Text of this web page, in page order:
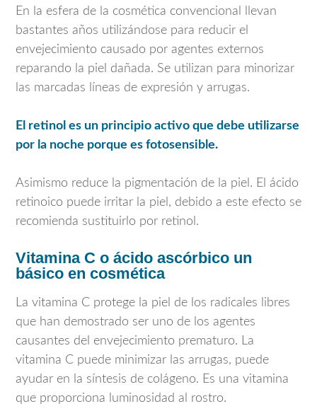
En la esfera de la cosmética convencional llevan
bastantes años utilizándose para reducir el
envejecimiento causado por agentes externos
reparando la piel dañada. Se utilizan para minorizar
las marcadas líneas de expresión y arrugas.
El retinol es un principio activo que debe utilizarse
por la noche porque es fotosensible.
Asimismo reduce la pigmentación de la piel. El ácido
retinoico puede irritar la piel, debido a este efecto se
recomienda sustituirlo por retinol.
Vitamina C o ácido ascórbico un
básico en cosmética
La vitamina C protege la piel de los radicales libres
que han demostrado ser uno de los agentes
causantes del envejecimiento prematuro. La
vitamina C puede minimizar las arrugas, puede
ayudar en la síntesis de colágeno. Es una vitamina
que proporciona luminosidad al rostro.